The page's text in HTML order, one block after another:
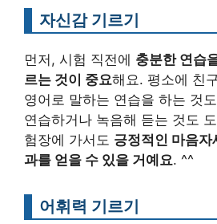
자신감 기르기
먼저, 시험 직전에 충분한 연습
르는 것이 중요해요. 평소에 친
영어로 말하는 연습을 하는 것
연습하거나 녹음해 듣는 것도
험장에 가서도 긍정적인 마음자
과를 얻을 수 있을 거예요. ^^
어휘력 기르기